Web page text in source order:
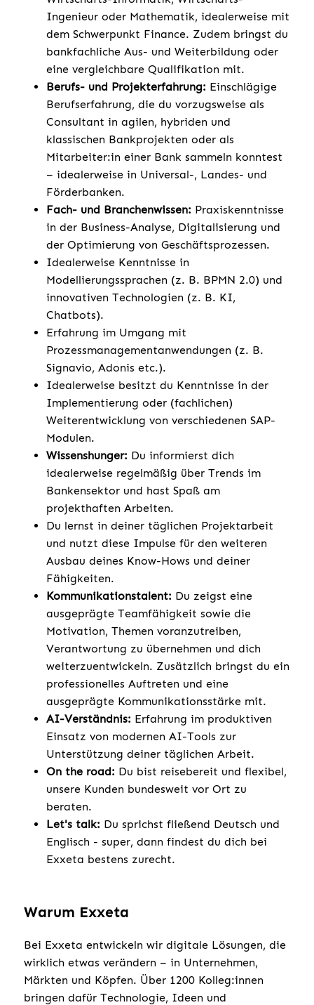
Ingenieur oder Mathematik, idealerweise mit
dem Schwerpunkt Finance. Zudem bringst du
bankfachliche Aus- und Weiterbildung oder
eine vergleichbare Qualifikation mit.
Berufs- und Projekterfahrung: Einschlägige
Berufserfahrung, die du vorzugsweise als
Consultant in agilen, hybriden und
klassischen Bankprojekten oder als
Mitarbeiter:in einer Bank sammeln konntest
– idealerweise in Universal-, Landes- und
Förderbanken.
Fach- und Branchenwissen: Praxiskenntnisse
in der Business-Analyse, Digitalisierung und
der Optimierung von Geschäftsprozessen.
Idealerweise Kenntnisse in
Modellierungssprachen (z. B. BPMN 2.0) und
innovativen Technologien (z. B. KI,
Chatbots).
Erfahrung im Umgang mit
Prozessmanagementanwendungen (z. B.
Signavio, Adonis etc.).
Idealerweise besitzt du Kenntnisse in der
Implementierung oder (fachlichen)
Weiterentwicklung von verschiedenen SAP-
Modulen.
Wissenshunger: Du informierst dich
idealerweise regelmäßig über Trends im
Bankensektor und hast Spaß am
projekthaften Arbeiten.
Du lernst in deiner täglichen Projektarbeit
und nutzt diese Impulse für den weiteren
Ausbau deines Know-Hows und deiner
Fähigkeiten.
Kommunikationstalent: Du zeigst eine
ausgeprägte Teamfähigkeit sowie die
Motivation, Themen voranzutreiben,
Verantwortung zu übernehmen und dich
weiterzuentwickeln. Zusätzlich bringst du ein
professionelles Auftreten und eine
ausgeprägte Kommunikationsstärke mit.
AI-Verständnis: Erfahrung im produktiven
Einsatz von modernen AI-Tools zur
Unterstützung deiner täglichen Arbeit.
On the road: Du bist reisebereit und flexibel,
unsere Kunden bundesweit vor Ort zu
beraten.
Let's talk: Du sprichst fließend Deutsch und
Englisch - super, dann findest du dich bei
Exxeta bestens zurecht.
Warum Exxeta
Bei Exxeta entwickeln wir digitale Lösungen, die
wirklich etwas verändern – in Unternehmen,
Märkten und Köpfen. Über 1200 Kolleg:innen
bringen dafür Technologie, Ideen und